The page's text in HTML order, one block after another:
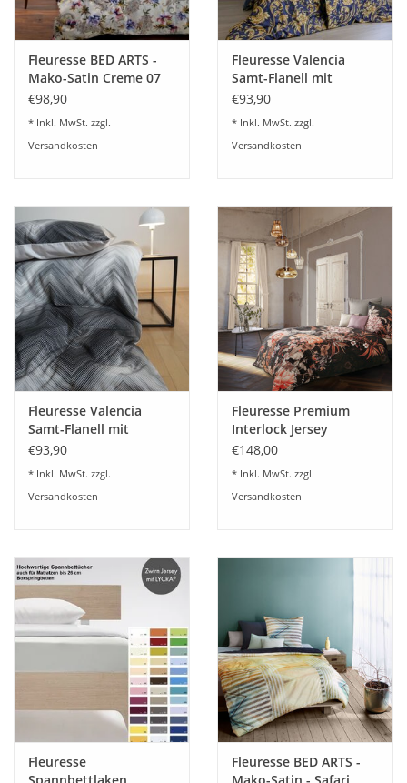
Fleuresse BED ARTS -
Mako-Satin Creme 07
114486
€98,90
* Inkl. MwSt. zzgl.
Versandkosten
Fleuresse Valencia
Samt-Flanell mit
Digitaldruck 584480
€93,90
* Inkl. MwSt. zzgl.
Versandkosten
Fleuresse Valencia
Samt-Flanell mit
Digitaldruck 584384-01
€93,90
* Inkl. MwSt. zzgl.
Versandkosten
Fleuresse Premium
Interlock Jersey
Bettwäsche 74319
€148,00
* Inkl. MwSt. zzgl.
Versandkosten
Fleuresse
Fleuresse BED ARTS -